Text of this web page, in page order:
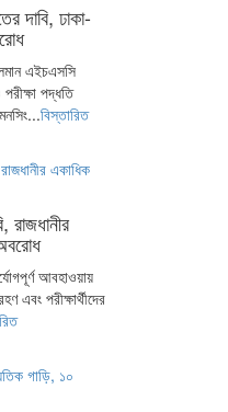
দাবি, ঢাকা-
এইচএসসি
পদ্ধতি
বিস্তারিত
রাজধানীর
আবহাওয়ায়
এবং পরীক্ষার্থীদের